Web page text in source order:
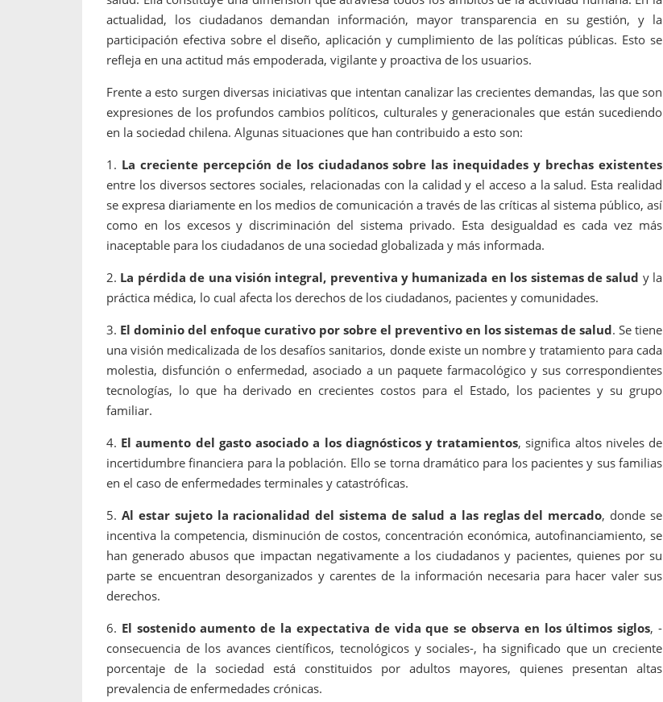
actualidad, los ciudadanos demandan información, mayor transparencia en su gestión, y la
participación efectiva sobre el diseño, aplicación y cumplimiento de las políticas públicas. Esto se
refleja en una actitud más empoderada, vigilante y proactiva de los usuarios.
Frente a esto surgen diversas iniciativas que intentan canalizar las crecientes demandas, las que son
expresiones de los profundos cambios políticos, culturales y generacionales que están sucediendo
en la sociedad chilena. Algunas situaciones que han contribuido a esto son:
1. La creciente percepción de los ciudadanos sobre las inequidades y brechas existentes
entre los diversos sectores sociales, relacionadas con la calidad y el acceso a la salud. Esta realidad
se expresa diariamente en los medios de comunicación a través de las críticas al sistema público, así
como en los excesos y discriminación del sistema privado. Esta desigualdad es cada vez más
inaceptable para los ciudadanos de una sociedad globalizada y más informada.
2. La pérdida de una visión integral, preventiva y humanizada en los sistemas de salud y la
práctica médica, lo cual afecta los derechos de los ciudadanos, pacientes y comunidades.
3. El dominio del enfoque curativo por sobre el preventivo en los sistemas de salud. Se tiene
una visión medicalizada de los desafíos sanitarios, donde existe un nombre y tratamiento para cada
molestia, disfunción o enfermedad, asociado a un paquete farmacológico y sus correspondientes
tecnologías, lo que ha derivado en crecientes costos para el Estado, los pacientes y su grupo
familiar.
4. El aumento del gasto asociado a los diagnósticos y tratamientos, significa altos niveles de
incertidumbre financiera para la población. Ello se torna dramático para los pacientes y sus familias
en el caso de enfermedades terminales y catastróficas.
5. Al estar sujeto la racionalidad del sistema de salud a las reglas del mercado, donde se
incentiva la competencia, disminución de costos, concentración económica, autofinanciamiento, se
han generado abusos que impactan negativamente a los ciudadanos y pacientes, quienes por su
parte se encuentran desorganizados y carentes de la información necesaria para hacer valer sus
derechos.
6. El sostenido aumento de la expectativa de vida que se observa en los últimos siglos, -
consecuencia de los avances científicos, tecnológicos y sociales-, ha significado que un creciente
porcentaje de la sociedad está constituidos por adultos mayores, quienes presentan altas
prevalencia de enfermedades crónicas.
sobre viajes al extranjero
que deben hacer...
propaga a un gran número de...
enfermedades periodontales. Sin
embargo, estas son las...